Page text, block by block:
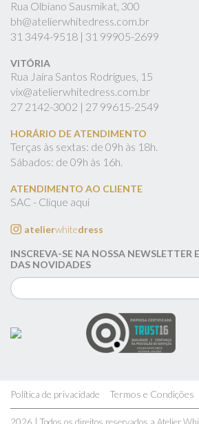
Rua Olbiano Sausmikat, 300
bh@atelierwhitedress.com.br
31 3494-9518 | 31 99905-2699
VITÓRIA
Rua Jaíra Santos Rodrigues, 15
vix@atelierwhitedress.com.br
27 2142-3002 | 27 99615-2549
HORÁRIO DE ATENDIMENTO
Terças às sextas: de 09h às 18h.
Sábados: de 09h às 16h.
ATENDIMENTO AO CLIENTE
SAC - Clique aqui
atelierwhitedress
INSCREVA-SE NA NOSSA NEWSLETTER
DAS NOVIDADES
Política de privacidade Termos e Condições